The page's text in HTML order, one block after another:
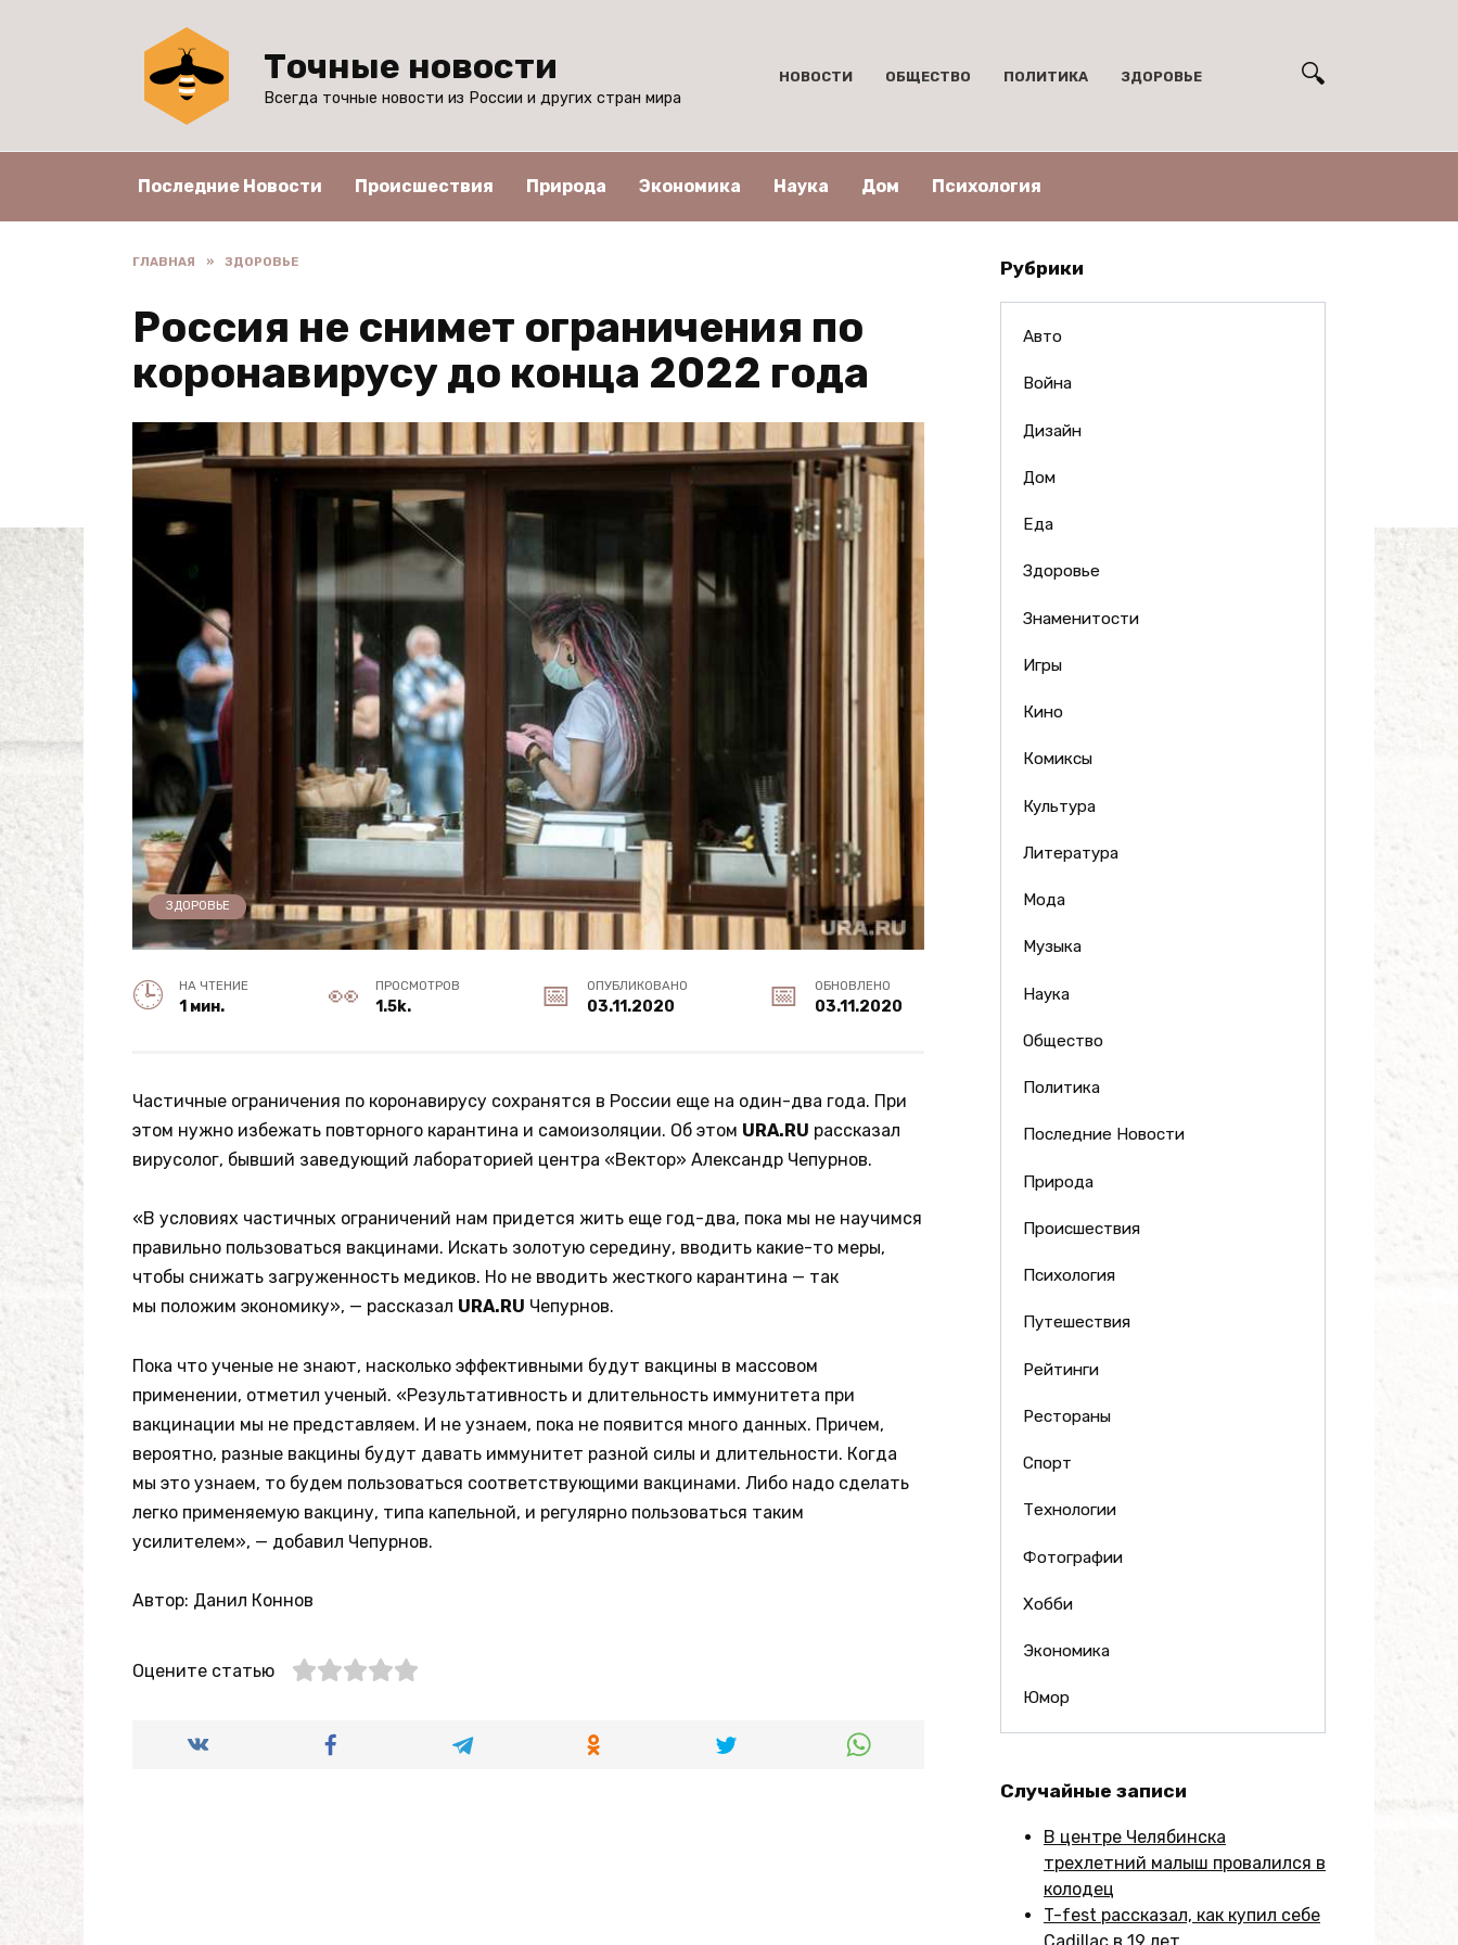
Точные новости
Всегда точные новости из России и других стран мира
НОВОСТИ ОБЩЕСТВО ПОЛИТИКА ЗДОРОВЬЕ
Последние Новости Происшествия Природа Экономика Наука Дом Психология
ГЛАВНАЯ » ЗДОРОВЬЕ
Россия не снимет ограничения по
коронавирусу до конца 2022 года
ЗДОРОВЬЕ
НА ЧТЕНИЕ
1 мин.
ПРОСМОТРОВ
1.5k.
ОПУБЛИКОВАНО
03.11.2020
ОБНОВЛЕНО
03.11.2020
Частичные ограничения по коронавирусу сохранятся в России еще на один-два года. При
этом нужно избежать повторного карантина и самоизоляции. Об этом URA.RU рассказал
вирусолог, бывший заведующий лабораторией центра «Вектор» Александр Чепурнов.
«В условиях частичных ограничений нам придется жить еще год-два, пока мы не научимся
правильно пользоваться вакцинами. Искать золотую середину, вводить какие-то меры,
чтобы снижать загруженность медиков. Но не вводить жесткого карантина — так
мы положим экономику», — рассказал URA.RU Чепурнов.
Пока что ученые не знают, насколько эффективными будут вакцины в массовом
применении, отметил ученый. «Результативность и длительность иммунитета при
вакцинации мы не представляем. И не узнаем, пока не появится много данных. Причем,
вероятно, разные вакцины будут давать иммунитет разной силы и длительности. Когда
мы это узнаем, то будем пользоваться соответствующими вакцинами. Либо надо сделать
легко применяемую вакцину, типа капельной, и регулярно пользоваться таким
усилителем», — добавил Чепурнов.
Автор: Данил Коннов
Оцените статью
Рубрики
Авто
Война
Дизайн
Дом
Еда
Здоровье
Знаменитости
Игры
Кино
Комиксы
Культура
Литература
Мода
Музыка
Наука
Общество
Политика
Последние Новости
Природа
Происшествия
Психология
Путешествия
Рейтинги
Рестораны
Спорт
Технологии
Фотографии
Хобби
Экономика
Юмор
Случайные записи
В центре Челябинска
трехлетний малыш провалился в
колодец
T-fest рассказал, как купил себе
Cadillac в 19 лет